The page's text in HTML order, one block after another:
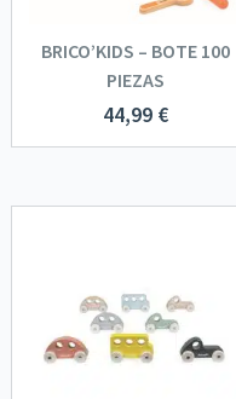
BRICO’KIDS – BOTE 100
PIEZAS
44,99 €